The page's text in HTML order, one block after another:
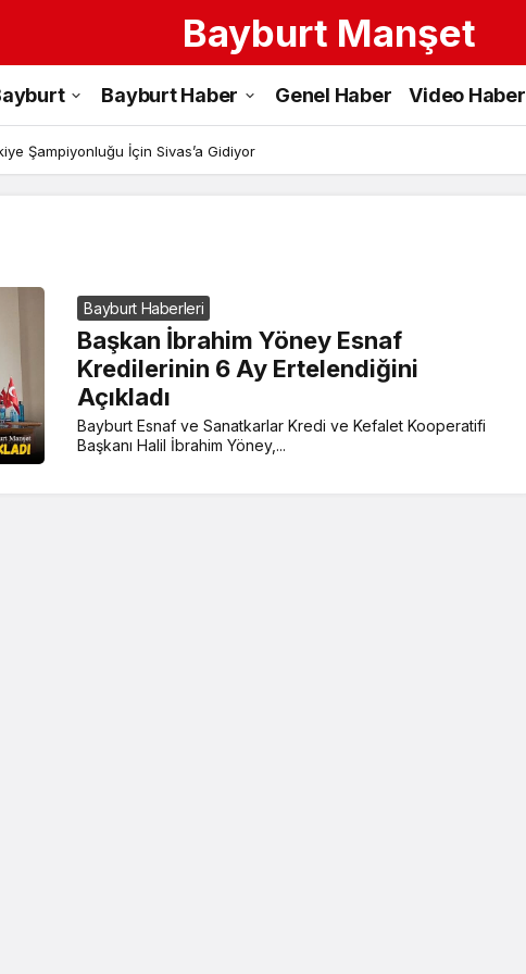
Bayburt Manşet
Esnaf
Kredileri
Haberleri
Bayburt Haber Genel Haber Video Haber
Şampiyonluğu İçin Sivas’a Gidiyor
Bayburt Haberleri
Başkan İbrahim Yöney Esnaf
Kredilerinin 6 Ay Ertelendiğini
Açıkladı
Bayburt Esnaf ve Sanatkarlar Kredi ve Kefalet Kooperatifi
Başkanı Halil İbrahim Yöney,...